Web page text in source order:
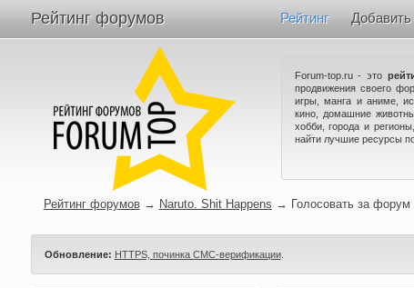
Рейтинг форумов Рейтинг Добавить
Forum-top.ru - это
продвижения своего
игры, манга и аниме,
кино, домашние
хобби, города и
найти лучшие ресурсы
Рейтинг форумов → Naruto. Shit Happens → Голосовать за форум
Обновление: HTTPS, починка СМС-верификации.